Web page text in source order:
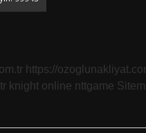
https://
knight online nttgame